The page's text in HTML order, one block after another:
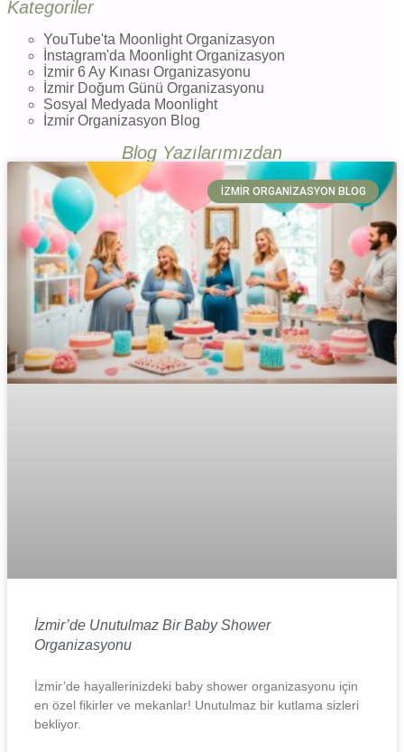
Kategoriler
YouTube'ta Moonlight Organizasyon
İnstagram'da Moonlight Organizasyon
İzmir 6 Ay Kınası Organizasyonu
İzmir Doğum Günü Organizasyonu
Sosyal Medyada Moonlight
İzmir Organizasyon Blog
Blog Yazılarımızdan
İZMIR ORGANIZASYON BLOG
İzmir’de Unutulmaz Bir Baby Shower
Organizasyonu
İzmir’de hayallerinizdeki baby shower organizasyonu için
en özel fikirler ve mekanlar! Unutulmaz bir kutlama sizleri
bekliyor.